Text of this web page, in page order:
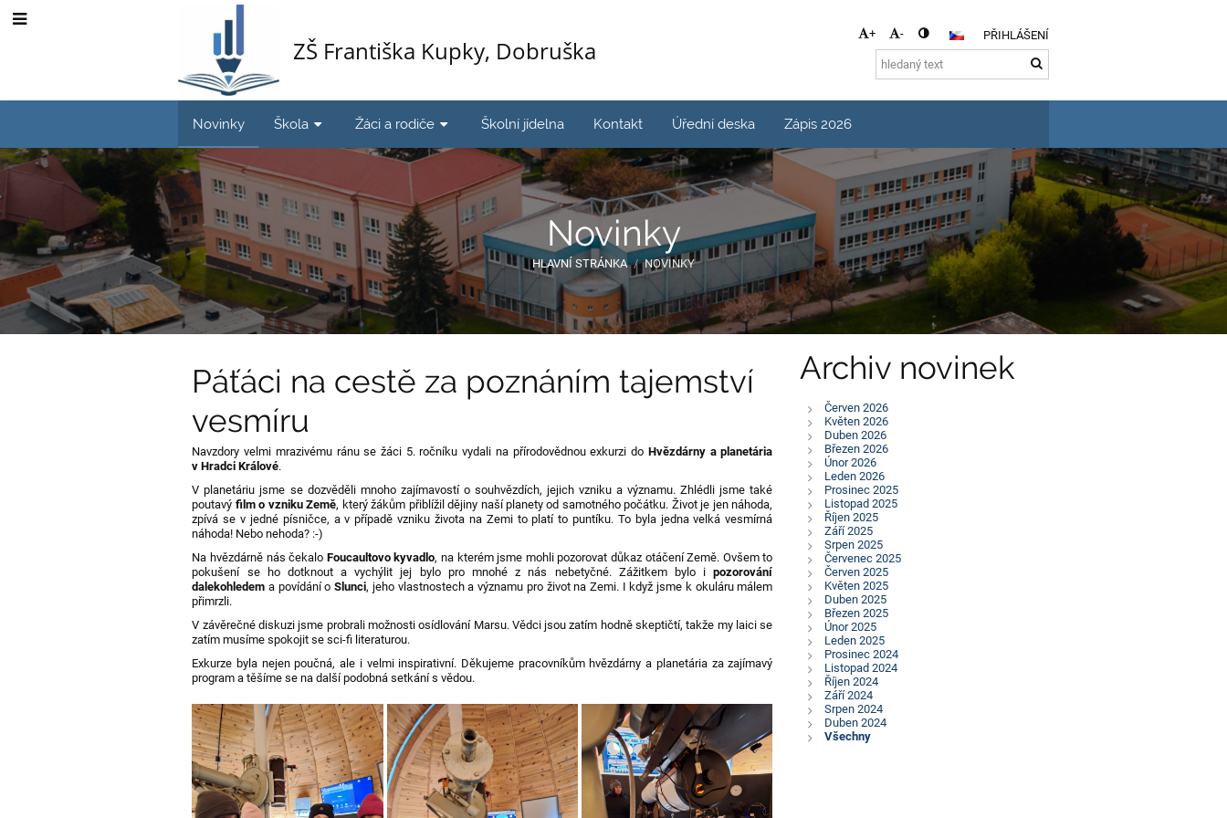
ZŠ Františka Kupky, Dobruška
+ - PŘIHLÁŠENÍ
Novinky Škola Žáci a rodiče Školní jídelna Kontakt Úřední deska Zápis 2026
Novinky
HLAVNÍ STRÁNKA / NOVINKY
Novinky
Páťáci na cestě za poznáním tajemství
vesmíru
Navzdory velmi mrazivému ránu se žáci 5. ročníku vydali na přírodovědnou exkurzi do Hvězdárny a planetária
v Hradci Králové.
V planetáriu jsme se dozvěděli mnoho zajímavostí o souhvězdích, jejich vzniku a významu. Zhlédli jsme také
poutavý film o vzniku Země, který žákům přiblížil dějiny naší planety od samotného počátku. Život je jen náhoda,
zpívá se v jedné písničce, a v případě vzniku života na Zemi to platí to puntíku. To byla jedna velká vesmírná
náhoda! Nebo nehoda? :-)
Na hvězdárně nás čekalo Foucaultovo kyvadlo, na kterém jsme mohli pozorovat důkaz otáčení Země. Ovšem to
pokušení se ho dotknout a vychýlit jej bylo pro mnohé z nás nebetyčné. Zážitkem bylo ipozorování
dalekohledem a povídání oSlunci, jeho vlastnostech a významu pro život na Zemi. I když jsme k okuláru málem
přimrzli.
V závěrečné diskuzi jsme probrali možnosti osídlování Marsu. Vědci jsou zatím hodně skeptičtí, takže my laici se
zatím musíme spokojit se sci-fi literaturou.
Exkurze byla nejen poučná, ale i velmi inspirativní. Děkujeme pracovníkům hvězdárny a planetária za zajímavý
program a těšíme se na další podobná setkání s vědou.
Archiv novinek
Červen 2026
Květen 2026
Duben 2026
Březen 2026
Únor 2026
Leden 2026
Prosinec 2025
Listopad 2025
Říjen 2025
Září 2025
Srpen 2025
Červenec 2025
Červen 2025
Květen 2025
Duben 2025
Březen 2025
Únor 2025
Leden 2025
Prosinec 2024
Listopad 2024
Říjen 2024
Září 2024
Srpen 2024
Duben 2024
Všechny